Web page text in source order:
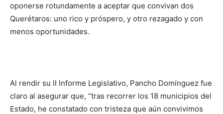
oponerse rotundamente a aceptar que convivan dos
Querétaros: uno rico y próspero, y otro rezagado y con
menos oportunidades.
Al rendir su II Informe Legislativo, Pancho Domínguez fue
claro al asegurar que, “tras recorrer los 18 municipios del
Estado, he constatado con tristeza que aún convivimos